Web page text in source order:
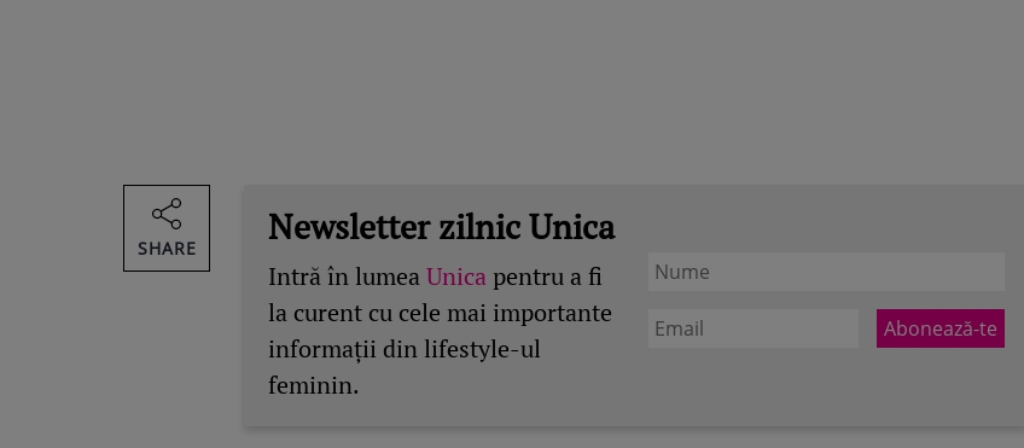
Newsletter zilnic Unica
Intră în lumeaUnica pentru a fi
la curent cu cele mai importante
informații din lifestyle-ul
feminin.
SHARE